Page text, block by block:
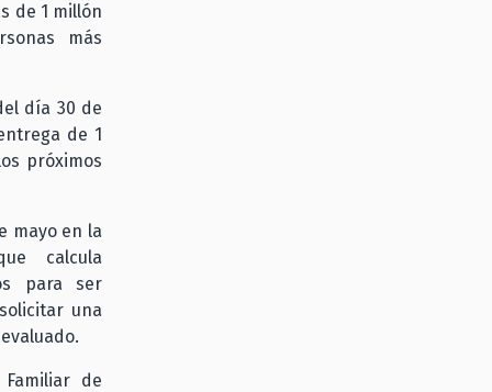
de 1 millón
más
día 30 de
de 1
próximos
mayo en la
calcula
para ser
una
de